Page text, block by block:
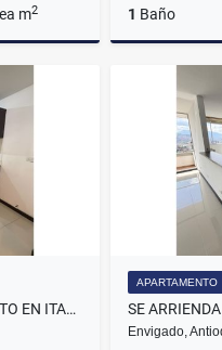
m2
Alquiler
1 Baño
$800.000.000
SE ARRIENDA APARTAMENTO EN ITAGUI, SECTOR SURAMERICA
APARTAMENTO
Envigado,